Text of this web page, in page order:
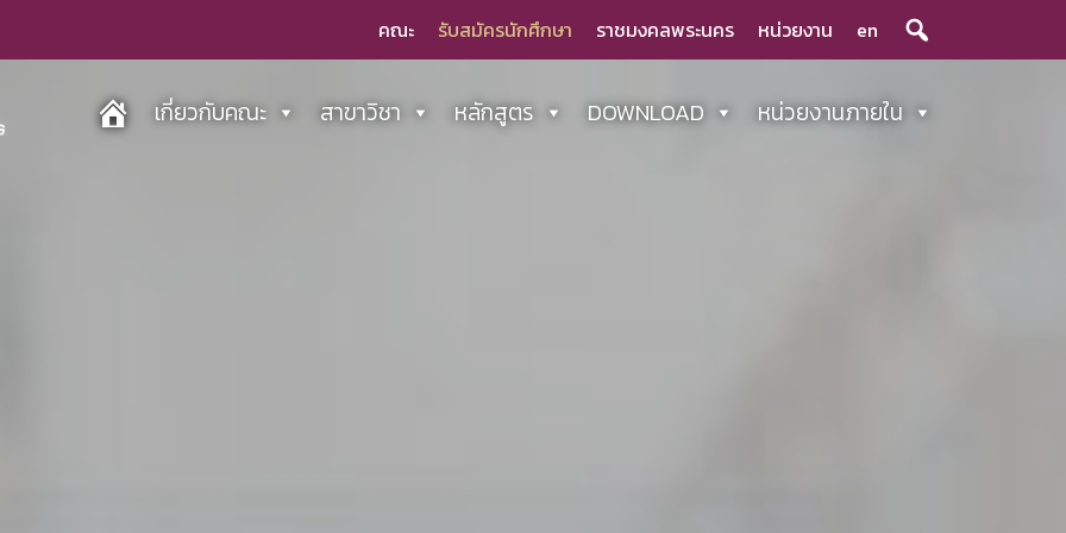
คณะ รับสมัครนักศึกษา ราชมงคลพระนคร หน่วยงาน en
เกี่ยวกับคณะ สาขาวิชา หลักสูตร DOWNLOAD หน่วยงานภายใน